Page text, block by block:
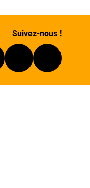
Suivez-nous !